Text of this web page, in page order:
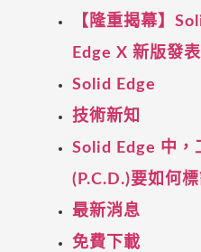
【隆重揭幕】
Edge X 新版發表
Solid Edge
技術新知
Solid Edge 中，
(P.C.D.)要如何標
最新消息
免費下載